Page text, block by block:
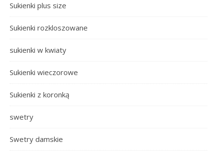
Sukienki plus size
Sukienki rozkloszowane
sukienki w kwiaty
Sukienki wieczorowe
Sukienki z koronką
swetry
Swetry damskie